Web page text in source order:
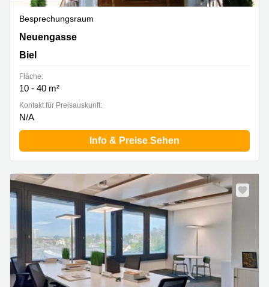
Besprechungsraum
Neuengasse 9, Biel
Neuengasse
Biel
Fläche:
10 - 40 m²
Kontakt für Preisauskunft:
N/A
Info & Preise Sehen